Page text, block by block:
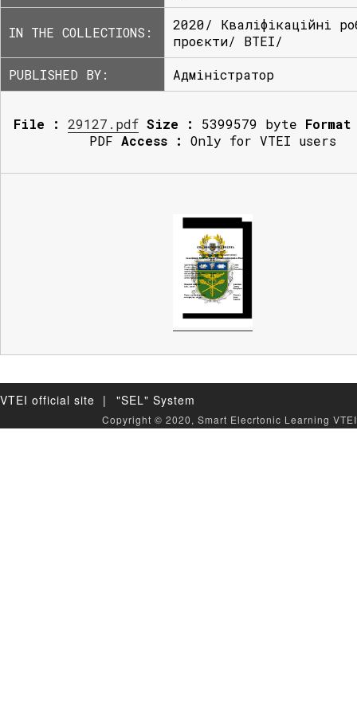
IN THE COLLECTIONS:
2020/ Кваліфікаційні
проєкти/ ВТЕІ/
PUBLISHED BY:
Адміністратор
File : 29127.pdf Size : 5399579 byte
PDF Access : Only for VTEI users
VTEI official site | "SEL" System
Copyright © 2020, Smart Elecrtonic Learning VTEI